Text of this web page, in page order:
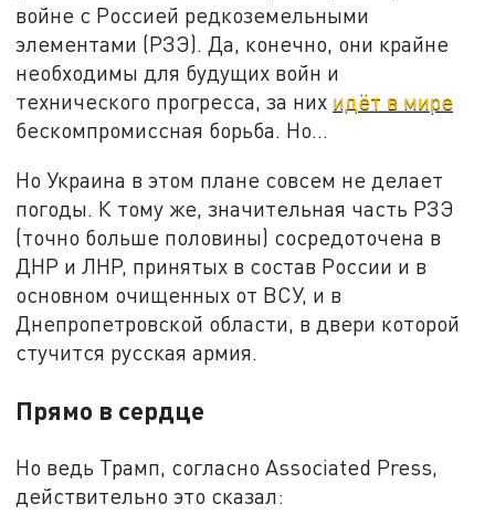
войне с Россией редкоземельными
элементами (РЗЭ). Да, конечно, они крайне
необходимы для будущих войн и
технического прогресса, за них идёт в мире
бескомпромиссная борьба. Но...
Но Украина в этом плане совсем не делает
погоды. К тому же, значительная часть РЗЭ
(точно больше половины) сосредоточена в
ДНР и ЛНР, принятых в состав России и в
основном очищенных от ВСУ, и в
Днепропетровской области, в двери которой
стучится русская армия.
Прямо в сердце
Но ведь Трамп, согласно Associated Press,
действительно это сказал: